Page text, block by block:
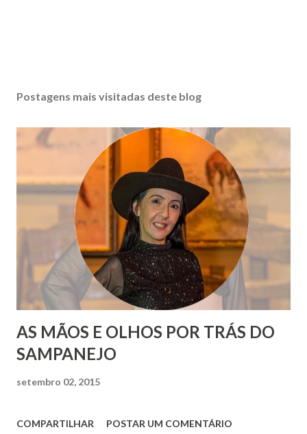
Postagens mais visitadas deste blog
AS MÃOS E OLHOS POR TRÁS DO
SAMPANEJO
setembro 02, 2015
COMPARTILHAR
POSTAR UM COMENTÁRIO